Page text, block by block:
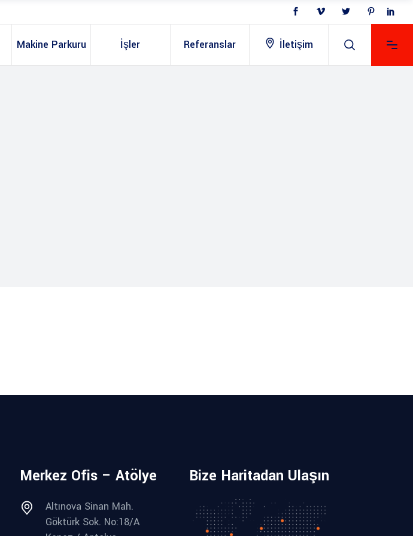
Makine Parkuru İşler Referanslar İletişim
Merkez Ofis – Atölye
Altınova Sinan Mah.
Göktürk Sok. No:18/A
Bize Haritadan Ulaşın